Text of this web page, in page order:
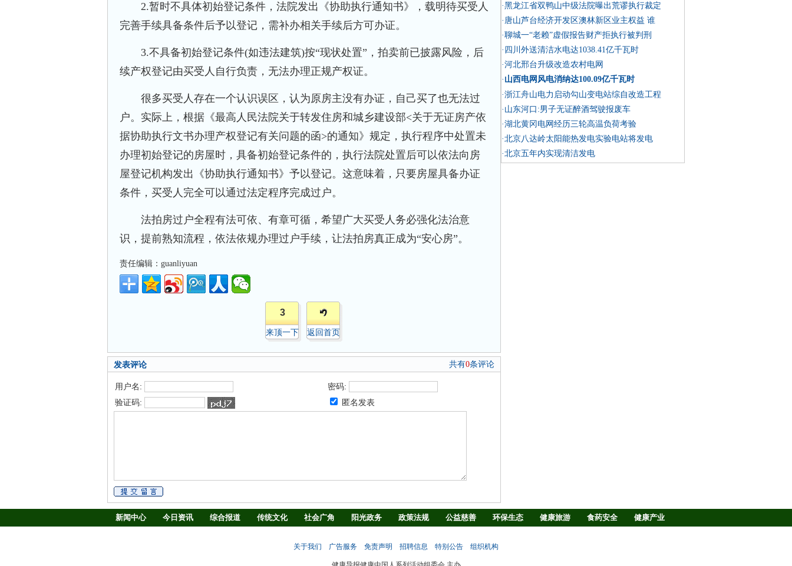
2.暂时不具体初始登记条件，法院发出《协助执行通知书》，载明待买受人
完善手续具备条件后予以登记，需补办相关手续后方可办证。
3.不具备初始登记条件(如违法建筑)按“现状处置”，拍卖前已披露风险，后
续产权登记由买受人自行负责，无法办理正规产权证。
很多买受人存在一个认识误区，认为原房主没有办证，自己买了也无法过
户。实际上，根据《最高人民法院关于转发住房和城乡建设部<关于无证房产依
据协助执行文书办理产权登记有关问题的函>的通知》规定，执行程序中处置未
办理初始登记的房屋时，具备初始登记条件的，执行法院处置后可以依法向房
屋登记机构发出《协助执行通知书》予以登记。这意味着，只要房屋具备办证
条件，买受人完全可以通过法定程序完成过户。
法拍房过户全程有法可依、有章可循，希望广大买受人务必强化法治意
识，提前熟知流程，依法依规办理过户手续，让法拍房真正成为“安心房”。
责任编辑：guanliyuan
3
来顶一下 返回首页
发表评论 共有0条评论
用户名:
密码:
验证码:
匿名发表
·黑龙江省双鸭山中级法院曝出荒谬执行裁定
·唐山芦台经济开发区澳林新区业主权益 谁
·聊城一“老赖”虚假报告财产拒执行被判刑
·四川外送清洁水电达1038.41亿千瓦时
·河北邢台升级改造农村电网
· 山西电网风电消纳达100.09亿千瓦时
·浙江舟山电力启动勾山变电站综自改造工程
·山东河口:男子无证醉酒驾驶报废车
·湖北黄冈电网经历三轮高温负荷考验
·北京八达岭太阳能热发电实验电站将发电
·北京五年内实现清洁发电
新闻中心 今日资讯 综合报道 传统文化 社会广角 阳光政务 政策法规 公益慈善 环保生态 健康旅游 食药安全
健康产业
关于我们 广告服务 免责声明 招聘信息 特别公告 组织机构